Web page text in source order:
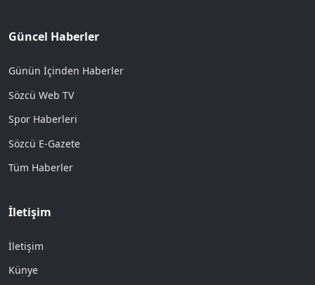
Güncel Haberler
Günün İçinden Haberler
Sözcü Web TV
Spor Haberleri
Sözcü E-Gazete
Tüm Haberler
İletişim
İletişim
Künye